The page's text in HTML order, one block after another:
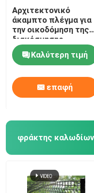
Αρχιτεκτονικό
άκαμπτο πλέγμα για
την οικοδόμηση της
διακόσμησης
προσόψεων
Καλύτερη τιμή
επαφή
φράκτης